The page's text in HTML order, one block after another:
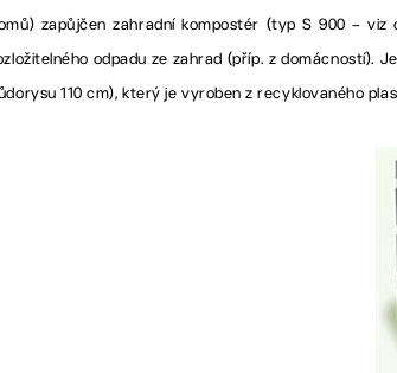
zapůjčen zahradní kompostér (typ S 900 –
odpadu ze zahrad (příp. z domácností).
110 cm), který je vyroben z recyklovaného